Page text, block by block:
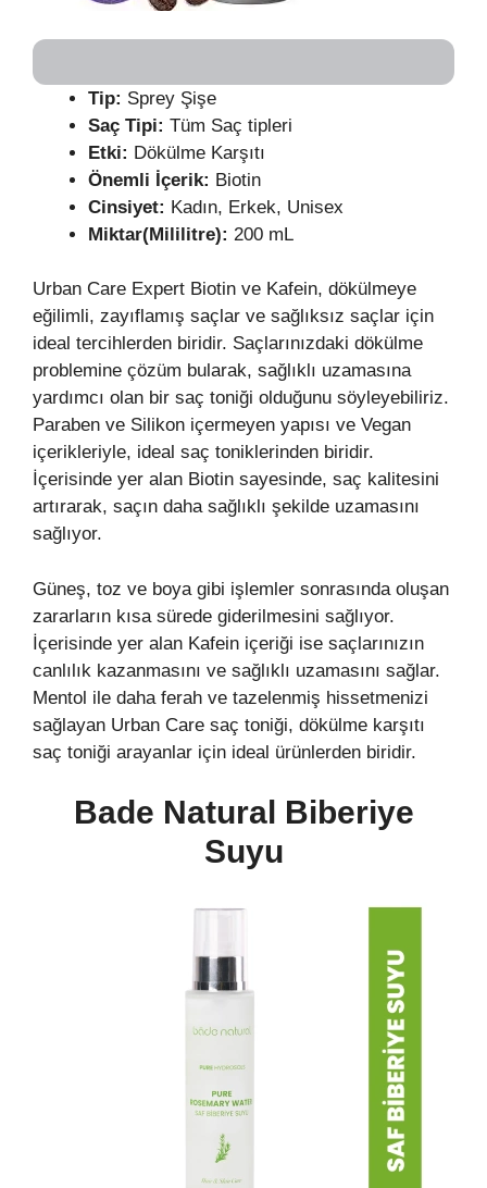
Tip: Sprey Şişe
Saç Tipi: Tüm Saç tipleri
Etki: Dökülme Karşıtı
Önemli İçerik: Biotin
Cinsiyet: Kadın, Erkek, Unisex
Miktar(Mililitre): 200 mL
Urban Care Expert Biotin ve Kafein, dökülmeye
eğilimli, zayıflamış saçlar ve sağlıksız saçlar için
ideal tercihlerden biridir. Saçlarınızdaki dökülme
problemine çözüm bularak, sağlıklı uzamasına
yardımcı olan bir saç toniği olduğunu söyleyebiliriz.
Paraben ve Silikon içermeyen yapısı ve Vegan
içerikleriyle, ideal saç toniklerinden biridir.
İçerisinde yer alan Biotin sayesinde, saç kalitesini
artırarak, saçın daha sağlıklı şekilde uzamasını
sağlıyor.
Güneş, toz ve boya gibi işlemler sonrasında oluşan
zararların kısa sürede giderilmesini sağlıyor.
İçerisinde yer alan Kafein içeriği ise saçlarınızın
canlılık kazanmasını ve sağlıklı uzamasını sağlar.
Mentol ile daha ferah ve tazelenmiş hissetmenizi
sağlayan Urban Care saç toniği, dökülme karşıtı
saç toniği arayanlar için ideal ürünlerden biridir.
Bade Natural Biberiye
Suyu